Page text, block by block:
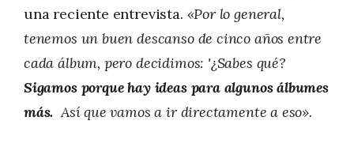
una reciente entrevista. «Por lo general,
tenemos un buen descanso de cinco años entre
cada álbum, pero decidimos: '¿Sabes qué?
Sigamos porque hay ideas para algunos álbumes
más. Así que vamos a ir directamente a eso».